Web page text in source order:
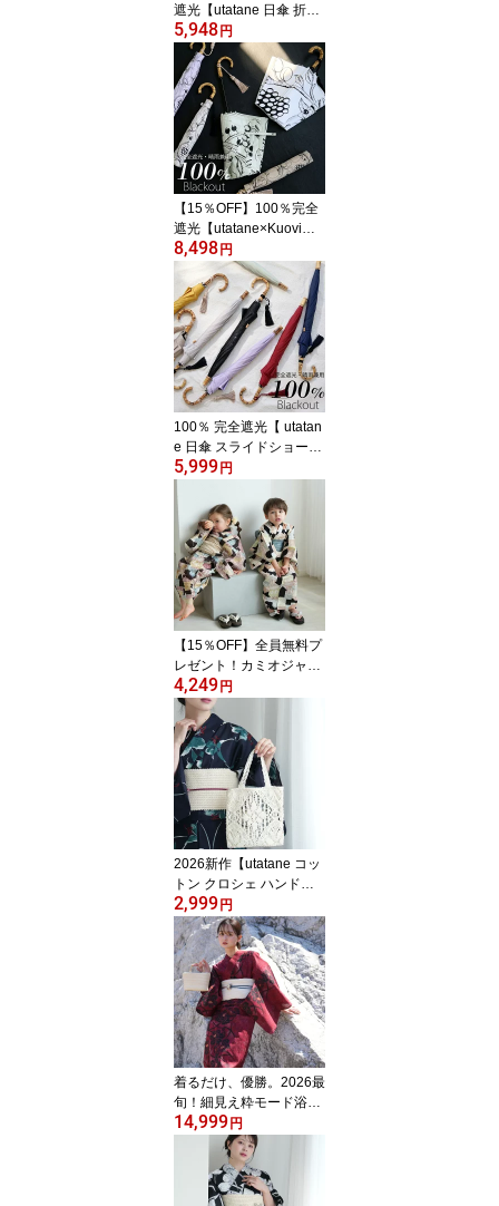
遮光【utatane 日傘 折り
たたみ トップレス 2段 5
5cm｜形態安定 無地 バ
ンブー タッセル付】遮光
率100％ UVカット99.9%
以上 遮熱 涼しい 晴雨兼
用 1級遮光 撥水 軽量｜た
たみやすい｜大判｜竹製
｜高見え [レディース メ
ンズ 子供 ユニセックス]2
026新作
5,948円
【15％OFF】100％完全
遮光【utatane×Kuovi日
傘 折りたたみ トップレ
ス 2段 55cm｜オーチャ
ードバンブー タッセル
付】遮光率100％ UVカ
ット99.9%以上 遮熱 涼
しい 晴雨兼用 1級遮光 撥
水 軽量｜たたみやすい｜
大判｜竹製 高見え 北欧
フィンランド クオヴィ
[レディース]
8,498円
100％ 完全遮光【 utatan
e 日傘 スライドショート
47cm | 無地 バンブー タ
UVカット99.9%以上 遮
熱 涼しい 晴雨兼用 1級遮
光 撥水 軽量 | 長傘 | 持ち
やすい たたみやすい 竹
製 高見え レディース メ
ンズ 子供 ユニセックス 2
026再入荷
5,999円
【15％OFF】全員無料プ
レゼント！カミオジャパ
ン「おはじきシール」ノ
ベルティ対象！2026新作
【ひよこ商店 男女兼用
子供ワンピース浴衣 2点
セット｜90cm 100cm 11
0cm 120cm 130cm】変
わり織 綿100％｜キッズ
2才〜10才 女の子 男の子
｜浴衣・帯（全員プレゼ
ント対象商品）
4,249円
2026新作【utatane コッ
トン クロシェ ハンドバ
ッグ エクリュ】トートバ
ッグ｜レース｜生成｜綿
100％
2,999円
着るだけ、優勝。2026最
旬！細見え粋モード浴衣
2026再入荷【utatane 浴
衣 3点セット レディース
高級変わり織｜ガーネッ
トに牡丹の絞り柄（フリ
ーサイズ）】国産生地・
14,999円